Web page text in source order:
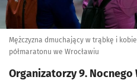
Mężczyzna dmuchający w trąbkę i
półmaratonu we Wrocławiu
Organizatorzy 9. Nocnego